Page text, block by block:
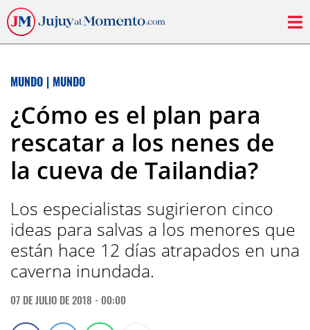
MUNDO | MUNDO
¿Cómo es el plan para
rescatar a los nenes de
la cueva de Tailandia?
Los especialistas sugirieron cinco
ideas para salvas a los menores que
están hace 12 días atrapados en una
caverna inundada.
07 DE JULIO DE 2018 - 00:00